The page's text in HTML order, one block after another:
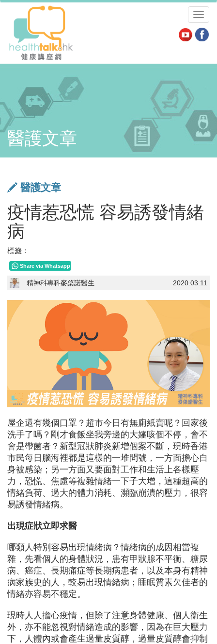
醫護文章
醫護文章
疫情惹恐慌 容易誘發情緒
病
標籤：
Share via Whatsapp
2020.03.11
精神科專科麥棨諾醫生
屋企還有幾個口罩？超市今日有無廁紙賣呢？回家後
洗手了嗎？剛才食飯坐我旁邊的大嬸咳個不停，會不
會是帶菌者？新型冠狀肺炎新增個案不斷，現時香港
市民每日腦海裡都是這樣的一堆問號，一方面擔心自
身被感染；另一方面又要面對工作和生活上各樣壓
力，恐慌、焦慮等複雜情緒一下子大增，這種超高的
情緒負荷、過大的體力消耗、瀕臨崩潰的壓力，很容
易誘發情緒病。
出現症狀立即求醫
哪類人特別容易出現情緒病？情緒病的成因相當複
雜，先看個人的身體狀況，患有甲狀腺不平衡、糖尿
病、癌症、長期痛症等長期病患者，以及本身有精神
病家族史的人，較易出現情緒病；睡眠質素欠佳者的
情緒亦容易不穩定。
現時人人擔心疫情，但除了注意身體健康、個人衞生
外，亦不能忽視對情緒造成的影響，因為在巨大壓力
下，人體內或會產生過量皮質醇，過量皮質醇會抑制